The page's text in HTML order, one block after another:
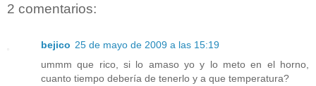
2 comentarios:
bejico 25 de mayo de 2009 a las 15:19
ummm que rico, si lo amaso yo y lo meto en el horno,
cuanto tiempo debería de tenerlo y a que temperatura?